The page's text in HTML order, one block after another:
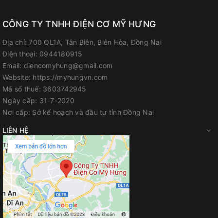
CÔNG TY TNHH ĐIỆN CƠ MỸ HƯNG
Địa chỉ: 700 QL1A, Tân Biên, Biên Hòa, Đồng Nai
Điện thoại: 0944180915
Email: diencomyhung@gmail.com
Website: https://myhungvn.com
Mã số thuế: 3603742945
Ngày cấp: 31-7-2020
Nơi cấp: Sở kế hoạch và đầu tư tỉnh Đồng Nai
LIÊN HỆ